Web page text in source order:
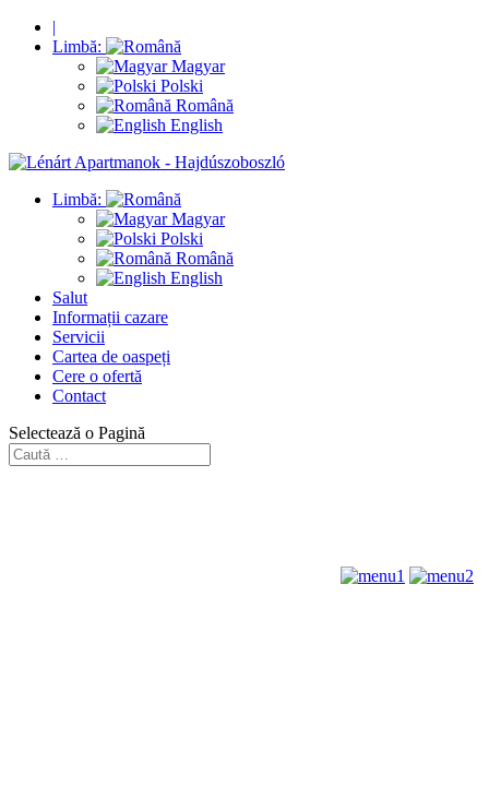
|
Limbă:
Magyar
Polski
Română
English
Limbă:
Magyar
Polski
Română
English
Salut
Informații cazare
Servicii
Cartea de oaspeți
Cere o ofertă
Contact
Selectează o Pagină